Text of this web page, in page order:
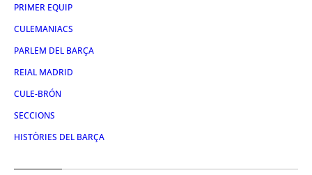
PRIMER EQUIP
CULEMANIACS
PARLEM DEL BARÇA
REIAL MADRID
CULE-BRÓN
SECCIONS
HISTÒRIES DEL BARÇA